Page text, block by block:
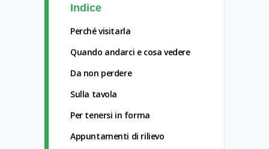
Indice
Perché visitarla
Quando andarci e cosa vedere
Da non perdere
Sulla tavola
Per tenersi in forma
Appuntamenti di rilievo